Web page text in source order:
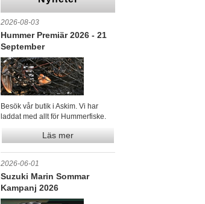
2026-08-03
Hummer Premiär 2026 - 21
September
Besök vår butik i Askim. Vi har
laddat med allt för Hummerfiske.
Läs mer
2026-06-01
Suzuki Marin Sommar
Kampanj 2026